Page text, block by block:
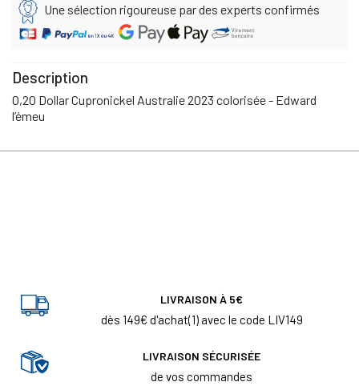
Une sélection rigoureuse par des experts confirmés
Description
0,20 Dollar Cupronickel Australie 2023 colorisée - Edward
l’émeu
LIVRAISON À 5€
dès 149€ d'achat(1) avec le code LIV149
LIVRAISON SÉCURISÉE
de vos commandes